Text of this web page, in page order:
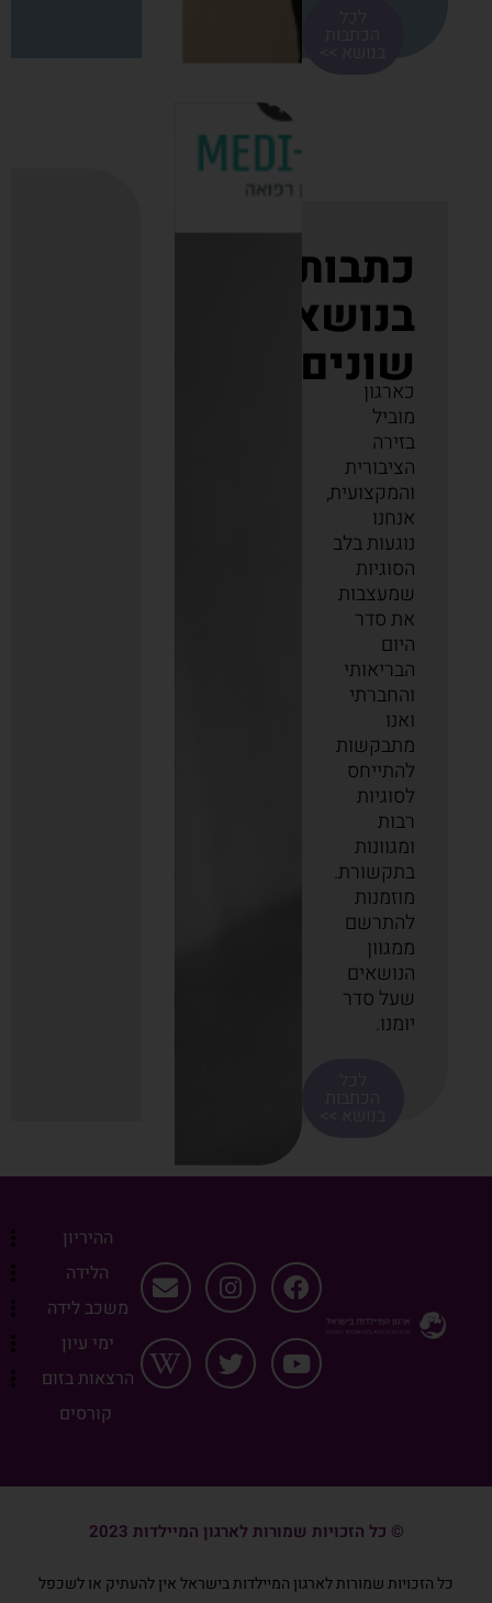
כתבות
בנושאים
שונים
כארגון
מוביל
בזירה
הציבורית
והמקצועית,
אנחנו
נוגעות בלב
הסוגיות
שמעצבות
את סדר
היום
הבריאותי
והחברתי
ואנו
מתבקשות
להתייחס
לסוגיות
רבות
ומגוונות
בתקשורת.
מוזמנות
להתרשם
ממגוון
הנושאים
שעל סדר
יומנו.
ההיריון
הלידה
משכב לידה
ימי עיון
הרצאות בזום
קורסים
© כל הזכויות שמורות לארגון המיילדות 2023
כל הזכויות שמורות לארגון המיילדות בישראל אין להעתיק או לשכפל